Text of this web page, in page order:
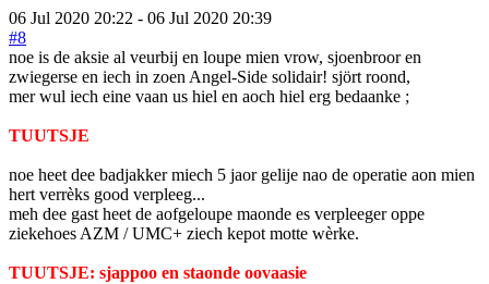
06 Jul 2020 20:22 - 06 Jul 2020 20:39
#8
noe is de aksie al veurbij en loupe mien vrow, sjoenbroor en
zwiegerse en iech in zoen Angel-Side solidair! sjört roond,
mer wul iech eine vaan us hiel en aoch hiel erg bedaanke ;
TUUTSJE
noe heet dee badjakker miech 5 jaor gelije nao de operatie aon mien
hert verrèks good verpleeg...
meh dee gast heet de aofgeloupe maonde es verpleeger oppe
ziekehoes AZM / UMC+ ziech kepot motte wèrke.
TUUTSJE: sjappoo en staonde oovaasie